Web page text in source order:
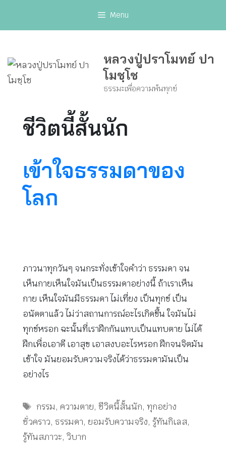
Menu
หลวงปู่ปราโมทย์ ปา
โมชฺโช
ธรรมะเพื่อความพ้นทุกข์
ชีวิตนี้สั้นนัก
เข้าใจธรรมดาของ
โลก
ภาวนาทุกวันๆ จนกระทั่งเข้าใจคำว่า ธรรมดา จน
เห็นกายเห็นใจมันเป็นธรรมดาอย่างนี้ ถ้าเราเห็น
กาย เห็นใจมันมีธรรมดา ไม่เที่ยง เป็นทุกข์ เป็น
อนัตตาแล้ว ไม่ว่าสถานการณ์อะไรเกิดขึ้น ใจมันไม่
ทุกข์หรอก ฉะนั้นที่เราฝึกกันแทบเป็นแทบตาย ไม่ได้
ฝึกเพื่อเอาดี เอาสุข เอาสงบอะไรหรอก ฝึกจนจิตมัน
เข้าใจ มันยอมรับความจริงได้ว่าธรรมดามันเป็น
อย่างไร
Tags
กรรม,ความตาย, ชีวิตนี้สั้นนัก, ทุกอย่าง
ชั่วคราว, ธรรมดา, ยอมรับความจริง, รู้ทันกิเลส,
รู้ทันสภาวะ, วิบาก